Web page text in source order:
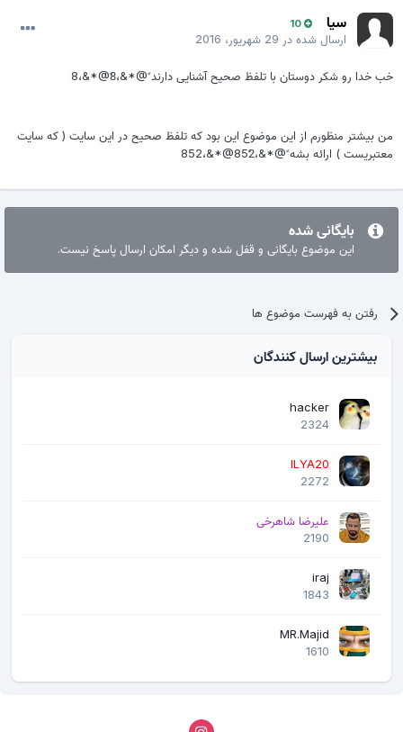
سیا 10
ارسال شده در29 شهریور، 2016
خب خدا رو شکر دوستان با تلفظ صحیح آشنایی دارند ً@*&،8ً@*&،8
من بیشتر منظورم از این موضوع این بود که تلفظ صحیح در این سایت ( که سایت
معتبریست ) ارائه بشه ً@*&،852ً@*&،852
بایگانی شده
این موضوع بایگانی و قفل شده و دیگر امکان ارسال پاسخ نیست.
رفتن به فهرست موضوع ها
بیشترین ارسال کنندگان
hacker
2324
ILYA20
2272
علیرضا شاهرخی
2190
iraj
1843
MR.Majid
1610